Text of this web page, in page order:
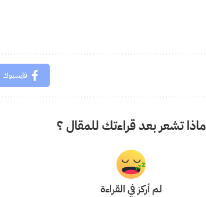
فايسبوك
ماذا تشعر بعد قراءتك للمقال ؟
لم أركز في القراءة